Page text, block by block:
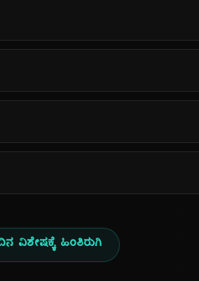
ವಿಶೇಷಕ್ಕೆ ಹಿಂತಿರುಗಿ